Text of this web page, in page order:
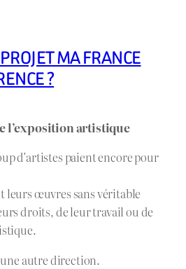
MA FRANCE
?
l’exposition artistique
d’artistes paient encore pour
leurs œuvres sans véritable
droits, de leur travail ou de
autre direction.